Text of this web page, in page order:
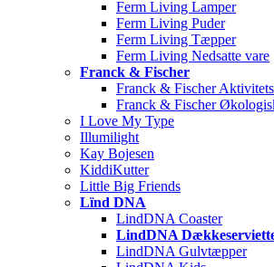
Ferm Living Lamper
Ferm Living Puder
Ferm Living Tæpper
Ferm Living Nedsatte vare
Franck & Fischer
Franck & Fischer
Franck & Fischer
I Love My Type
Illumilight
Kay Bojesen
KiddiKutter
Little Big Friends
Lïnd DNA
LindDNA Coaster
LindDNA
LindDNA Gulvtæpper